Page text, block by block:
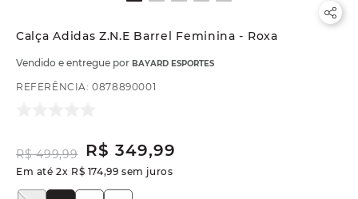
Calça Adidas Z.N.E Barrel Feminina - Roxa
Vendido e entregue por BAYARD ESPORTES
REFERÊNCIA:0878890001
R$ 499,99 R$ 349,99
Em até2x R$ 174,99 sem juros